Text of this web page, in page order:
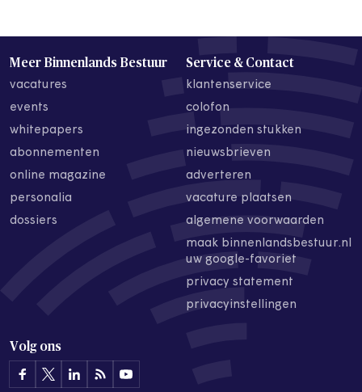
Meer Binnenlands Bestuur
vacatures
events
whitepapers
abonnementen
online magazine
personalia
dossiers
Service & Contact
klantenservice
colofon
ingezonden stukken
nieuwsbrieven
adverteren
vacature plaatsen
algemene voorwaarden
maak binnenlandsbestuur.nl
uw google-favoriet
privacy statement
privacyinstellingen
Volg ons